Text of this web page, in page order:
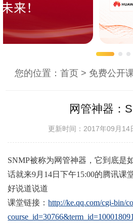
您的位置：首页 > 免费公开
网管神器：
更新时间：2017年09月
SNMP被称为网管神器，它到底是
话就来9月14日下午15:00的腾讯课
好说道说道
课堂链接：http://ke.qq.com/cgi-bin/